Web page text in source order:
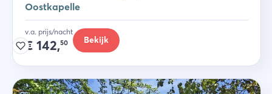
Oostkapelle
v.a. prijs/nacht
€ 142,50 Bekijk